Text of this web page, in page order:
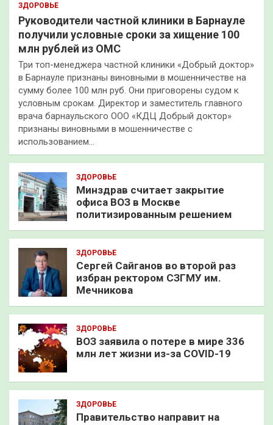
ЗДОРОВЬЕ
Руководители частной клиники в Барнауле
получили условные сроки за хищение 100
млн рублей из ОМС
Три топ-менеджера частной клиники «Добрый доктор»
в Барнауле признаны виновными в мошенничестве на
сумму более 100 млн руб. Они приговорены судом к
условным срокам. Директор и заместитель главного
врача барнаульского ООО «КДЦ Добрый доктор»
признаны виновными в мошенничестве с
использованием…
ЗДОРОВЬЕ
Минздрав считает закрытие
офиса ВОЗ в Москве
политизированным решением
ЗДОРОВЬЕ
Сергей Сайганов во второй раз
избран ректором СЗГМУ им.
Мечникова
ЗДОРОВЬЕ
ВОЗ заявила о потере в мире 336
млн лет жизни из-за COVID-19
ЗДОРОВЬЕ
Правительство направит на